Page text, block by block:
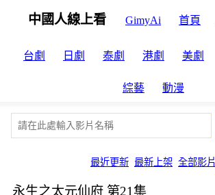
中國人線上看 GimyAi 首頁
台劇 日劇 泰劇 港劇 美劇
綜藝 動漫
最近更新 最新上架 全部影片
永生之太元仙府 第21集